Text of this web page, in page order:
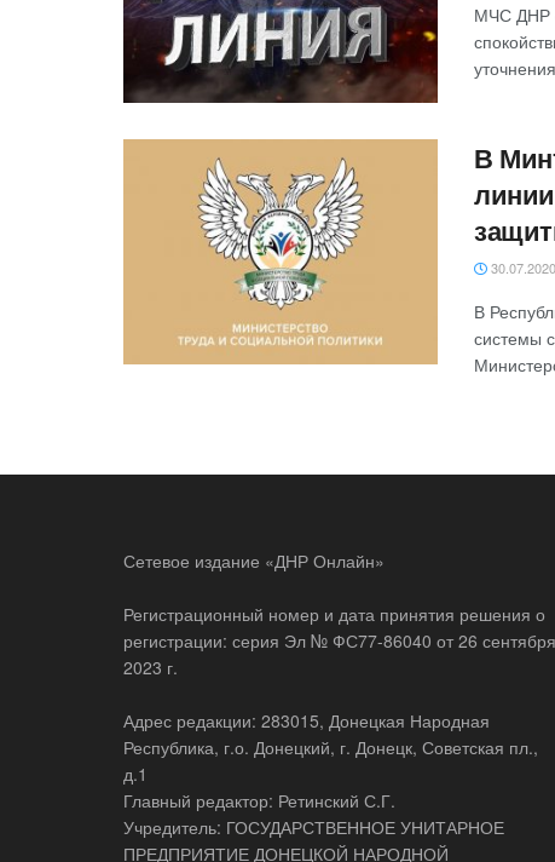
МЧС ДНР
В
30.07.2020
В
системы
Сетевое издание «ДНР Онлайн»
Регистрационный номер и дата принятия решения о
регистрации: серия Эл № ФС77-86040 от 26 сентября
2023 г.
Адрес редакции: 283015, Донецкая Народная
Республика, г.о. Донецкий, г. Донецк, Советская пл.,
д.1
Главный редактор: Ретинский С.Г.
Учредитель: ГОСУДАРСТВЕННОЕ УНИТАРНОЕ
ПРЕДПРИЯТИЕ ДОНЕЦКОЙ НАРОДНОЙ